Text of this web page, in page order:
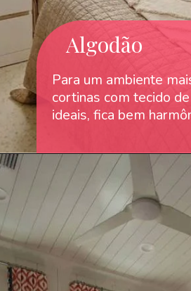
Algodão
;
Para um ambiente
cortinas com tecido
ideais, fica bem